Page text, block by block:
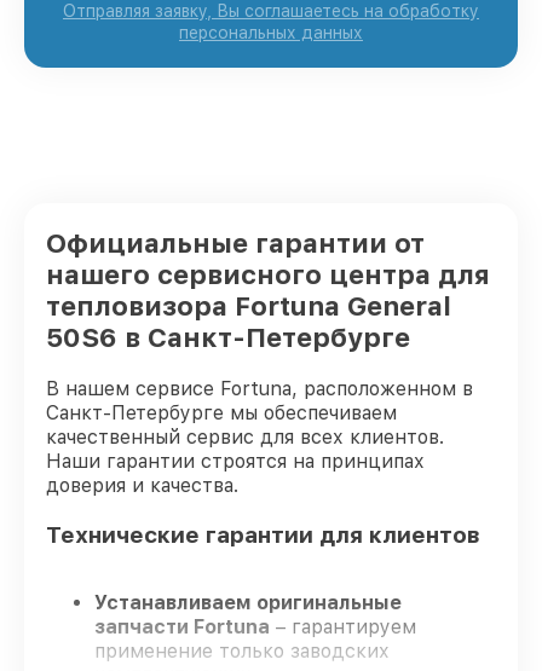
Отправляя заявку, Вы соглашаетесь на обработку
персональных данных
Официальные гарантии от
нашего сервисного центра для
тепловизора Fortuna General
50S6 в Санкт-Петербурге
В нашем сервисе Fortuna, расположенном в
Санкт-Петербурге мы обеспечиваем
качественный сервис для всех клиентов.
Наши гарантии строятся на принципах
доверия и качества.
Технические гарантии для клиентов
Устанавливаем оригинальные
запчасти Fortuna – гарантируем
применение только заводских